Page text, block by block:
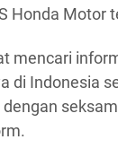
Honda Motor
mencari
di Indonesia